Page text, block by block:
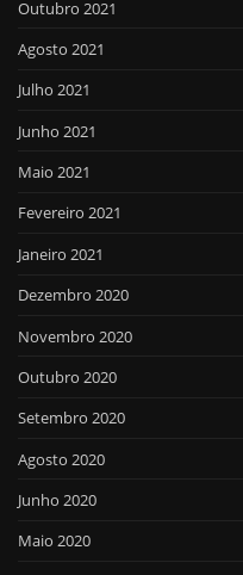
Outubro 2021
Agosto 2021
Julho 2021
Junho 2021
Maio 2021
Fevereiro 2021
Janeiro 2021
Dezembro 2020
Novembro 2020
Outubro 2020
Setembro 2020
Agosto 2020
Junho 2020
Maio 2020